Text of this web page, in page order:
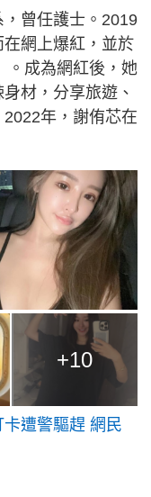
曾任護士。2019
網上爆紅，並於
。成為網紅後，她
材，分享旅遊、
年，謝侑芯在
+10
遭警驅趕 網民